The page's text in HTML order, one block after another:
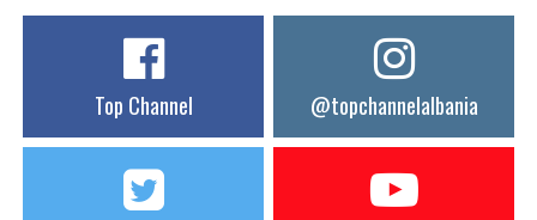
Top Channel @topchannelalbania